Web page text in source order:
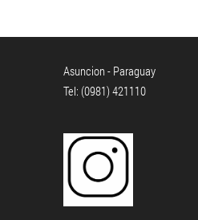
Asuncion - Paraguay
Tel: (0981) 421110